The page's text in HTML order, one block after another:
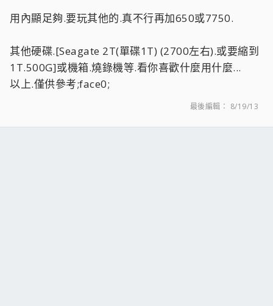
用內顯足夠.要玩其他的.真不行再加650或7750.
其他硬碟.[Seagate 2T(單碟1T) (2700左右).或要縮到
1T.500G]或機箱.燒錄機等.看你喜歡什麼用什麼...
以上.僅供參考;face0;
最後編輯： 8/19/13